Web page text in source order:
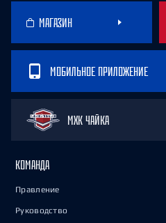
МАГАЗИН
МОБИЛЬНОЕ ПРИЛОЖЕНИЕ
МХК ЧАЙКА
КОМАНДА
Правление
Руководство